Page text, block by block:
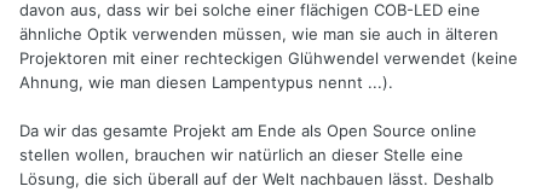
davon aus, dass wir bei solche einer flächigen COB-LED eine
ähnliche Optik verwenden müssen, wie man sie auch in älteren
Projektoren mit einer rechteckigen Glühwendel verwendet (keine
Ahnung, wie man diesen Lampentypus nennt ...).
Da wir das gesamte Projekt am Ende als Open Source online
stellen wollen, brauchen wir natürlich an dieser Stelle eine
Lösung, die sich überall auf der Welt nachbauen lässt. Deshalb